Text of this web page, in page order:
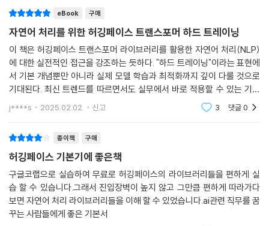
_8.5 PPO
_8.7 DPO
_8.8 KTO
_8.9 CPO
_8.10 ORPO
다.
이 책이 필요한 독자
- 자연어 처리 분야에서의 인공지능에 대해 알고 싶은 분
- 언어 모델을 처음 접하는 대학생 또는 대학원생
- 허깅페이스 코드를 실습해보고 싶은 자연어 처리 초보자
벨업하고 싶은 분
- 경량화 기법과 강화학습을 위한 트랜스포머에 대해 궁금한 분
eBook 구매
자연어 처리를 위한 허깅페이스 트랜스포머 하드 트레이닝
이 책은 허깅페이스 트랜스포머 라이브러리를 활용한 자연어 처리(NLP)
에 대한 실전적인 접근을 강조하는 듯하다. "하드 트레이닝"이라는 표현에
서 기본 개념뿐만 아니라 실제 모델 학습과 최적화까지 깊이 다룰 것으로
기대된다. 최신 트렌드를 따르면서도 실무에서 바로 적용할 수 있는 기술
을 익히기에 적합할 듯하다. 특히, 트랜스포머 모델을 직접 다뤄보고 싶은
개발자나 데이터 사
j****s 2025.02.02. 신고 3 댓글0
종이책 구매
허깅페이스 기본기에 좋은책
구글코랩으로 실습하여 무료로 허깅페이스의 라이브러리들을 편하게 실
습 할 수 있습니다.그래서 진입장벽이 높지 않고 그만큼 편하게 따라가다
보면 자연어 처리 라이브러리들을 이해 할 수 있었습니다.ai관련 직무를 꿈
꾸는 사람들에게 좋은 기본서